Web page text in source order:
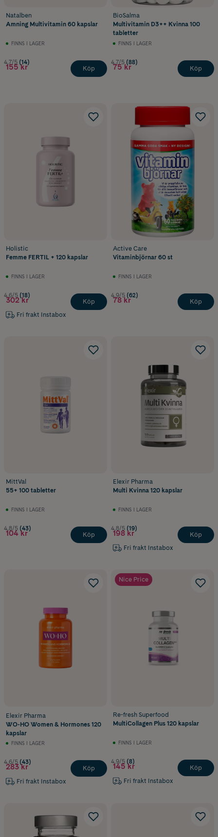
Natalben
Amning Multivitamin 60 kapslar
FINNS I LAGER
4.7/5 (14)
155 kr Köp
BioSalma
Multivitamin D3++ Kvinna 100
tabletter
FINNS I LAGER
4.7/5 (88)
75 kr Köp
Holistic
Femme FERTIL + 120 kapslar
FINNS I LAGER
4.6/5 (18)
302 kr
Fri frakt Instabox
Köp
Active Care
Vitaminbjörnar 60 st
FINNS I LAGER
4.9/5 (62)
78 kr Köp
MittVal
55+ 100 tabletter
FINNS I LAGER
4.8/5 (43)
104 kr Köp
Elexir Pharma
Multi Kvinna 120 kapslar
FINNS I LAGER
4.8/5 (19)
198 kr
Fri frakt Instabox
Köp
Elexir Pharma
WO-HO Women & Hormones 120
kapslar
FINNS I LAGER
4.6/5 (43)
283 kr
Fri frakt Instabox
Köp
Nice Price
Re-fresh Superfood
MultiCollagen Plus 120 kapslar
FINNS I LAGER
4.9/5 (8)
145 kr
Fri frakt Instabox
Köp